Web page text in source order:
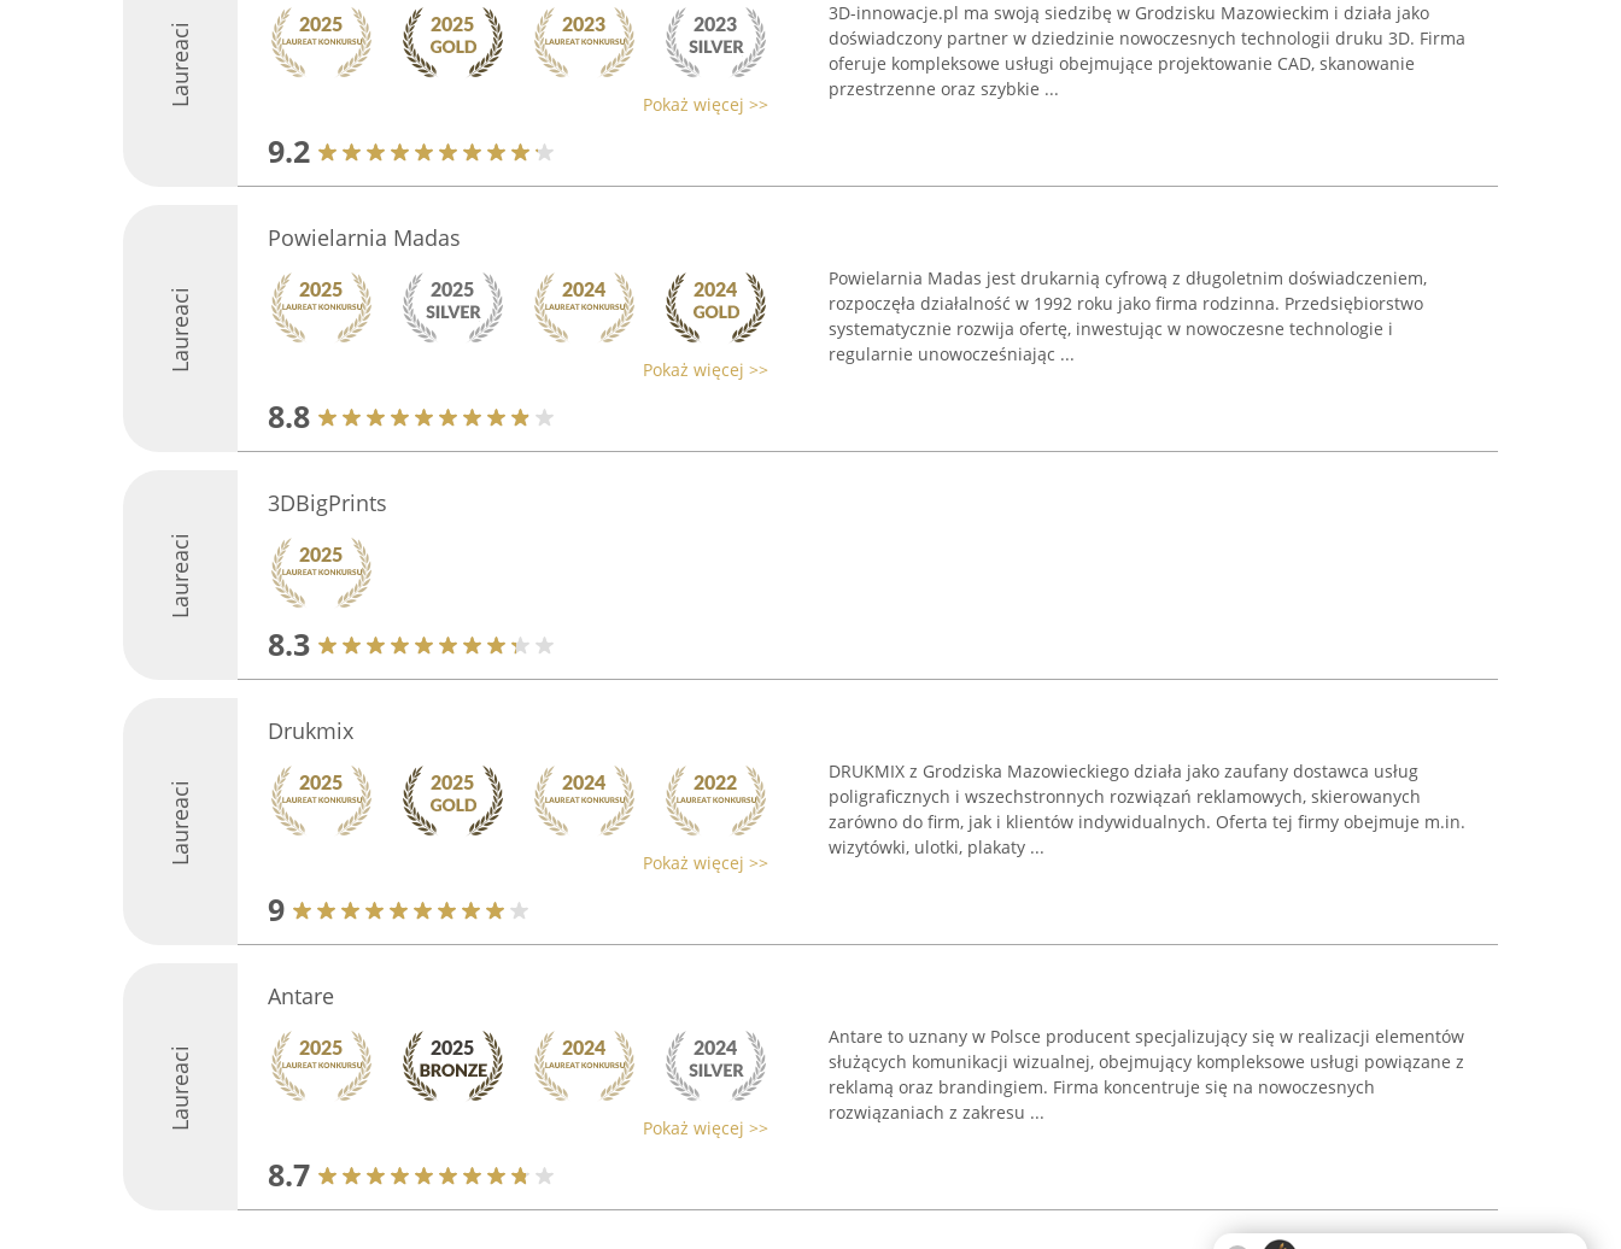
Laureaci Pokaż więcej >>
9.2
3D-innowacje.pl ma swoją siedzibę w Grodzisku Mazowieckim i działa jako
doświadczony partner w dziedzinie nowoczesnych technologii druku 3D. Firma
oferuje kompleksowe usługi obejmujące projektowanie CAD, skanowanie
przestrzenne oraz szybkie ...
Laureaci
Powielarnia Madas
Pokaż więcej >>
8.8
Powielarnia Madas jest drukarnią cyfrową z długoletnim doświadczeniem,
rozpoczęła działalność w 1992 roku jako firma rodzinna. Przedsiębiorstwo
systematycznie rozwija ofertę, inwestując w nowoczesne technologie i
regularnie unowocześniając ...
Laureaci
3DBigPrints
8.3
Laureaci
Drukmix
Pokaż więcej >>
9
DRUKMIX z Grodziska Mazowieckiego działa jako zaufany dostawca usług
poligraficznych i wszechstronnych rozwiązań reklamowych, skierowanych
zarówno do firm, jak i klientów indywidualnych. Oferta tej firmy obejmuje m.in.
wizytówki, ulotki, plakaty ...
Laureaci
Antare
Pokaż więcej >>
8.7
Antare to uznany w Polsce producent specjalizujący się w realizacji elementów
służących komunikacji wizualnej, obejmujący kompleksowe usługi powiązane z
reklamą oraz brandingiem. Firma koncentruje się na nowoczesnych
rozwiązaniach z zakresu ...